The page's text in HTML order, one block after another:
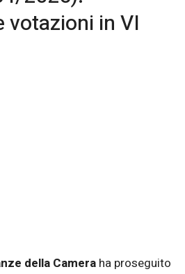
votazioni in VI
della Camera ha proseguito